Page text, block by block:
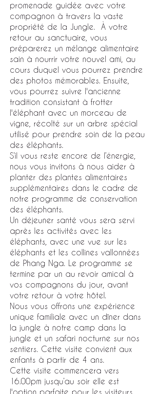
promenade guidée avec votre
compagnon à travers la vaste
propriété de la Jungle. À votre
retour au sanctuaire, vous
préparerez un mélange alimentaire
sain à nourrir votre nouvel ami, au
cours duquel vous pourrez prendre
des photos mémorables. Ensuite,
vous pourrez suivre l'ancienne
tradition consistant à frotter
l'éléphant avec un morceau de
vigne, récolté sur un arbre spécial
utilisé pour prendre soin de la peau
des éléphants.
S’il vous reste encore de l’énergie,
nous vous invitons à nous aider à
planter des plantes alimentaires
supplémentaires dans le cadre de
notre programme de conservation
des éléphants.
Un déjeuner santé vous sera servi
après les activités avec les
éléphants, avec une vue sur les
éléphants et les collines vallonnées
de Phang Nga. Le programme se
termine par un au revoir amical à
vos compagnons du jour, avant
votre retour à votre hôtel.
Nous vous offrons une expérience
unique familiale avec un dîner dans
la jungle à notre camp dans la
jungle et un safari nocturne sur nos
sentiers. Cette visite convient aux
enfants à partir de 4 ans.
Cette visite commencera vers
16.00pm jusqu’au soir elle est
l'option parfaite pour les visiteurs